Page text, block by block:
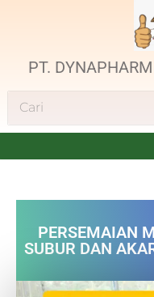
PT.
PERSEMAIAN
SUBUR DAN